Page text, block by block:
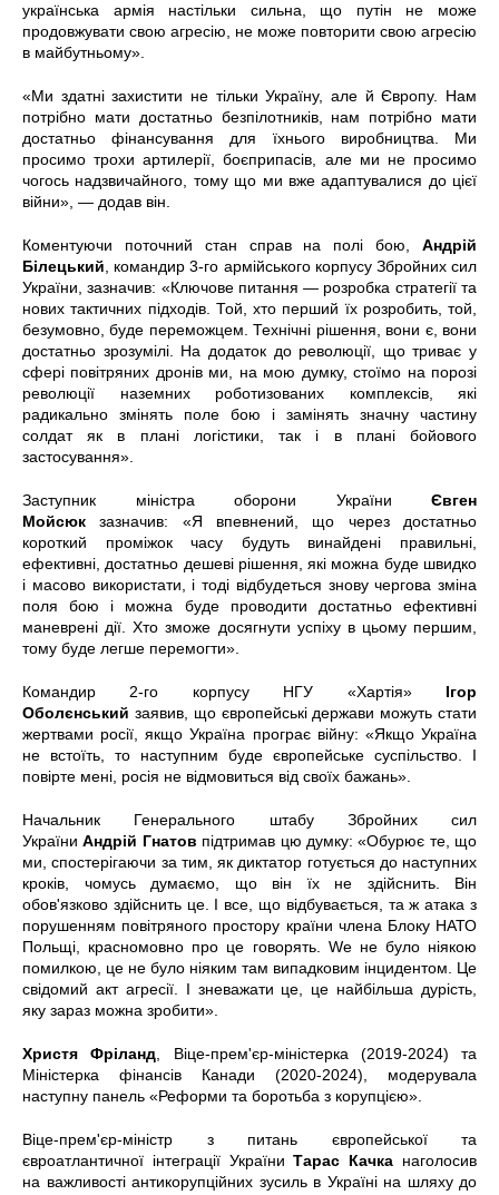
українська армія настільки сильна, що путін не може
продовжувати свою агресію, не може повторити свою агресію
в майбутньому».
«Ми здатні захистити не тільки Україну, але й Європу. Нам
потрібно мати достатньо безпілотників, нам потрібно мати
достатньо фінансування для їхнього виробництва. Ми
просимо трохи артилерії, боєприпасів, але ми не просимо
чогось надзвичайного, тому що ми вже адаптувалися до цієї
війни», — додав він.
Коментуючи поточний стан справ на полі бою, Андрій
Білецький , командир 3-го армійського корпусу Збройних сил
України, зазначив: «Ключове питання — розробка стратегії та
нових тактичних підходів. Той, хто перший їх розробить, той,
безумовно, буде переможцем. Технічні рішення, вони є, вони
достатньо зрозумілі. На додаток до революції, що триває у
сфері повітряних дронів ми, на мою думку, стоїмо на порозі
революції наземних роботизованих комплексів, які
радикально змінять поле бою і замінять значну частину
солдат як в плані логістики, так і в плані бойового
застосування».
Заступник міністра оборони України Євген
Мойсюк зазначив: «Я впевнений, що через достатньо
короткий проміжок часу будуть винайдені правильні,
ефективні, достатньо дешеві рішення, які можна буде швидко
і масово використати, і тоді відбудеться знову чергова зміна
поля бою і можна буде проводити достатньо ефективні
маневрені дії. Хто зможе досягнути успіху в цьому першим,
тому буде легше перемогти».
Командир 2-го корпусу НГУ «Хартія» Ігор
Оболєнський заявив, що європейські держави можуть стати
жертвами росії, якщо Україна програє війну: «Якщо Україна
не встоїть, то наступним буде європейське суспільство. І
повірте мені, росія не відмовиться від своїх бажань».
Начальник Генерального штабу Збройних сил
УкраїниАндрій Гнатов підтримав цю думку: «Обурює те, що
ми, спостерігаючи за тим, як диктатор готується до наступних
кроків, чомусь думаємо, що він їх не здійснить. Він
обов'язково здійснить це. І все, що відбувається, та ж атака з
порушенням повітряного простору країни члена Блоку НАТО
Польщі, красномовно про це говорять. Wе не було ніякою
помилкою, це не було ніяким там випадковим інцидентом. Це
свідомий акт агресії. І зневажати це, це найбільша дурість,
яку зараз можна зробити».
Христя Фріланд , Віце-прем'єр-міністерка (2019-2024) та
Міністерка фінансів Канади (2020-2024), модерувала
наступну панель «Реформи та боротьба з корупцією».
Віце-прем'єр-міністр з питань європейської та
євроатлантичної інтеграції України Тарас Качка наголосив
на важливості антикорупційних зусиль в Україні на шляху до